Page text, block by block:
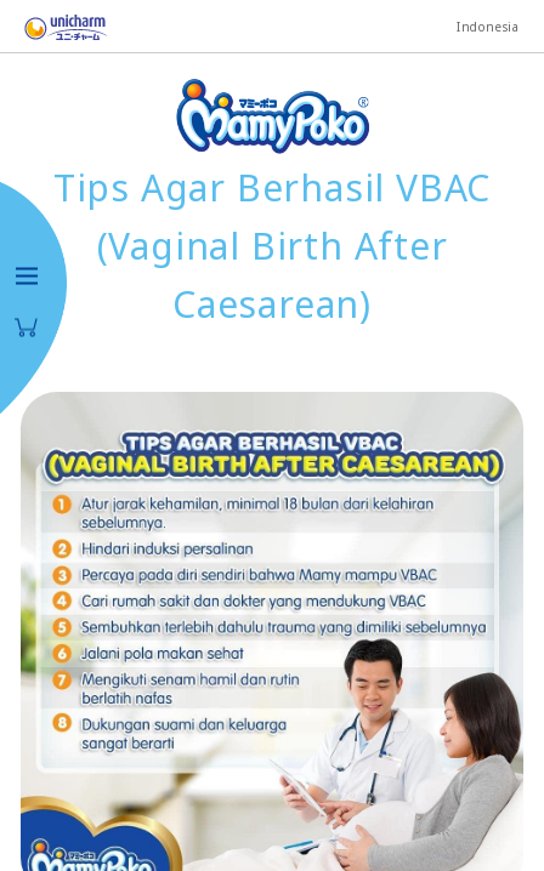
Indonesia
Tips Agar Berhasil VBAC
(Vaginal Birth After
Caesarean)